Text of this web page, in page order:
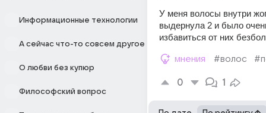
Информационные технологии
А сейчас что-то совсем другое
О любви без купюр
Философский вопрос
У меня волосы внутри
выдернула 2 и было
избавиться от них
мнения #волос
0 1